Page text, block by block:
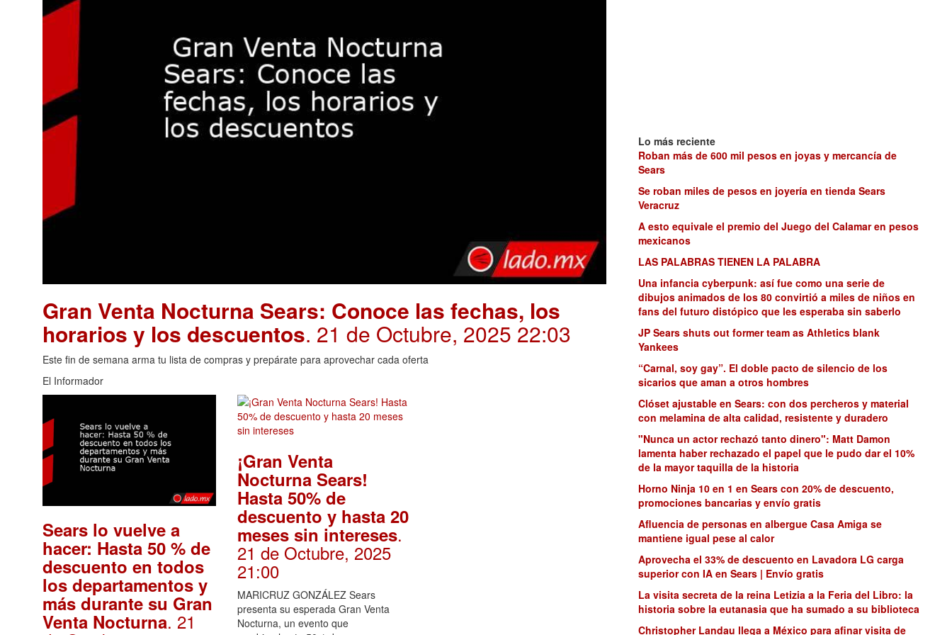
Gran Venta Nocturna Sears: Conoce las fechas, los
horarios y los descuentos. 21 de Octubre, 2025 22:03
Este fin de semana arma tu lista de compras y prepárate para aprovechar cada oferta
El Informador
Sears lo vuelve a
hacer: Hasta 50 % de
descuento en todos
los departamentos y
más durante su Gran
Venta Nocturna. 21
¡Gran Venta
Nocturna Sears!
Hasta 50% de
descuento y hasta 20
meses sin intereses.
21 de Octubre, 2025
21:00
MARICRUZ GONZÁLEZ Sears
presenta su esperada Gran Venta
Nocturna, un evento que
Lo más reciente
Roban más de 600 mil pesos en joyas y mercancía de
Sears
Se roban miles de pesos en joyería en tienda Sears
Veracruz
A esto equivale el premio del Juego del Calamar en pesos
mexicanos
LAS PALABRAS TIENEN LA PALABRA
Una infancia cyberpunk: así fue como una serie de
dibujos animados de los 80 convirtió a miles de niños en
fans del futuro distópico que les esperaba sin saberlo
JP Sears shuts out former team as Athletics blank
Yankees
“Carnal, soy gay”. El doble pacto de silencio de los
sicarios que aman a otros hombres
Clóset ajustable en Sears: con dos percheros y material
con melamina de alta calidad, resistente y duradero
"Nunca un actor rechazó tanto dinero": Matt Damon
lamenta haber rechazado el papel que le pudo dar el 10%
de la mayor taquilla de la historia
Horno Ninja 10 en 1 en Sears con 20% de descuento,
promociones bancarias y envío gratis
Afluencia de personas en albergue Casa Amiga se
mantiene igual pese al calor
Aprovecha el 33% de descuento en Lavadora LG carga
superior con IA en Sears | Envío gratis
La visita secreta de la reina Letizia a la Feria del Libro: la
historia sobre la eutanasia que ha sumado a su biblioteca
Christopher Landau llega a México para afinar visita de